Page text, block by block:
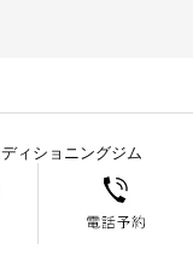
ィショニングジム
方へ